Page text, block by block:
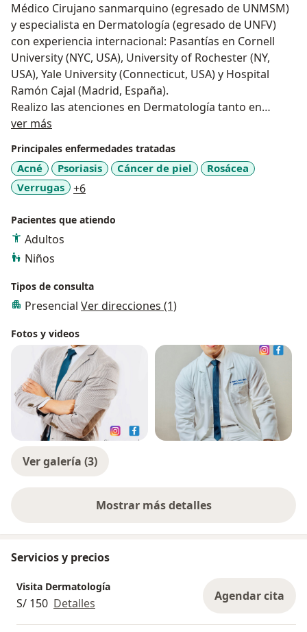
Médico Cirujano sanmarquino (egresado de UNMSM)
y especialista en Dermatología (egresado de UNFV)
con experiencia internacional: Pasantías en Cornell
University (NYC, USA), University of Rochester (NY,
USA), Yale University (Connecticut, USA) y Hospital
Ramón Cajal (Madrid, España).
Realizo las atenciones en Dermatología tanto en
INGLÉS como en ESPAÑOL.
ver más
Principales enfermedades tratadas
Acné Psoriasis Cáncer de piel
Rosácea
Verrugas
+6a11y_sr_more_diseases
Pacientes que atiendo
Adultos
Niños
Tipos de consulta
Presencial Ver direcciones (1)
Fotos y videos
Ver galería (3)
Mostrar más detalles
sobre la experiencia
Servicios y precios
Visita Dermatología
S/ 150 Detalles Agendar cita